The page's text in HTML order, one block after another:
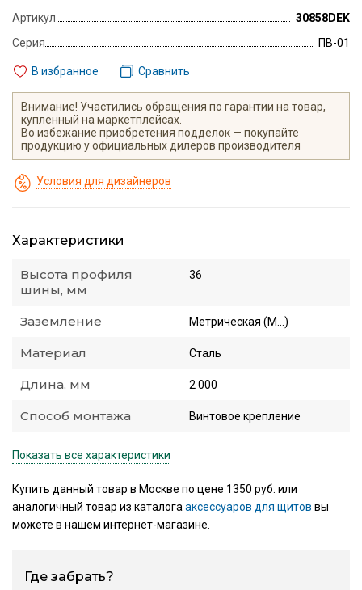
Артикул
30858DEK
Серия
ПВ-01
В избранное Сравнить
Внимание! Участились обращения по гарантии на товар,
купленный на маркетплейсах.
Во избежание приобретения подделок — покупайте
продукцию у официальных дилеров производителя
Условия для дизайнеров
Характеристики
Высота профиля
шины, мм
36
Заземление Метрическая (M...)
Материал Сталь
Длина, мм 2 000
Способ монтажа Винтовое крепление
Показать все характеристики
Купить данный товар в Москве по цене 1350 руб. или
аналогичный товар из каталогааксессуаров для щитов вы
можете в нашем интернет-магазине.
Где забрать?